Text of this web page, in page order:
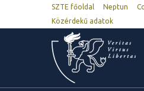
SZTE főoldal Neptun
Közérdekű adatok